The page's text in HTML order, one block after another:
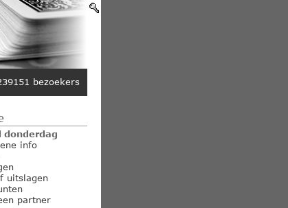
bezoekers
donderdag
info
uitslagen
partner